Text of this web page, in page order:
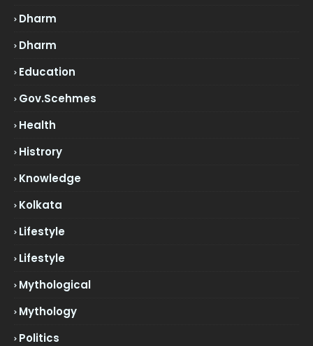
Dharm
Dharm
Education
Gov.scehmes
Health
Histrory
Knowledge
Kolkata
Lifestyle
Lifestyle
Mythological
Mythology
Politics